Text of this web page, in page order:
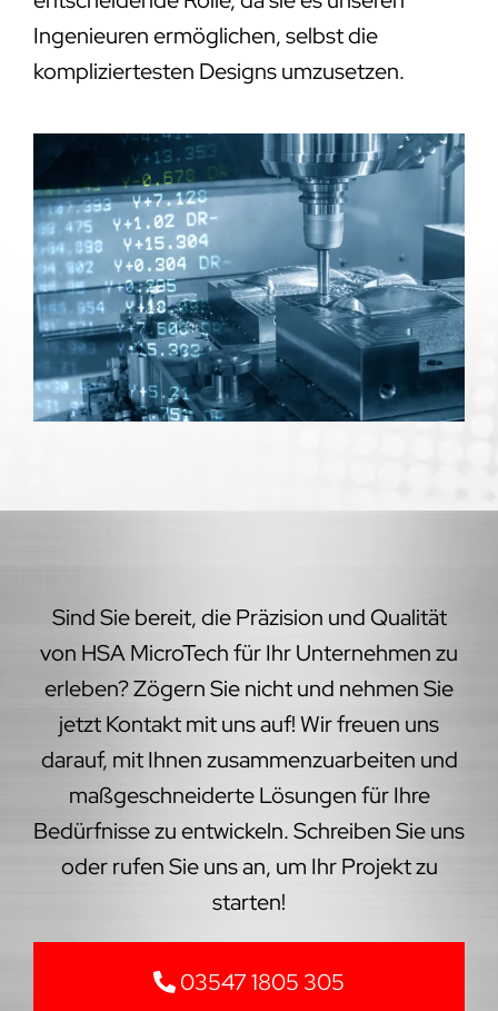
Ingenieuren ermöglichen, selbst die
kompliziertesten Designs umzusetzen.
Sind Sie bereit, die Präzision und Qualität
von HSA MicroTech für Ihr Unternehmen zu
erleben? Zögern Sie nicht und nehmen Sie
jetzt Kontakt mit uns auf! Wir freuen uns
darauf, mit Ihnen zusammenzuarbeiten und
maßgeschneiderte Lösungen für Ihre
Bedürfnisse zu entwickeln. Schreiben Sie uns
oder rufen Sie uns an, um Ihr Projekt zu
starten!
03547 1805 305